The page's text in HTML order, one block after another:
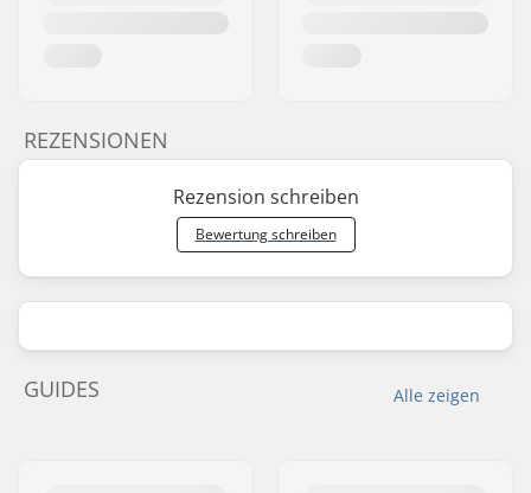
REZENSIONEN
Rezension schreiben
Bewertung schreiben
Alle zeigen
GUIDES